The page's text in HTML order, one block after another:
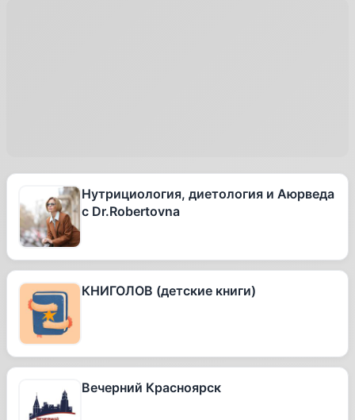
Нутрициология, диетология и Аюрведа
с Dr.Robertovna
КНИГОЛОВ (детские книги)
Вечерний Красноярск